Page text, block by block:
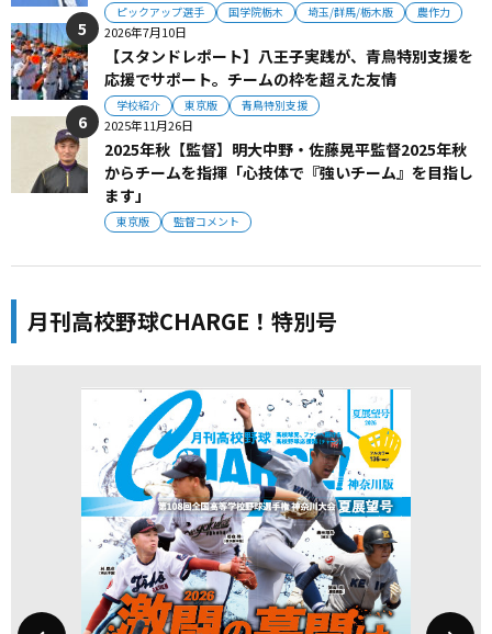
ピックアップ選手 国学院栃木 埼玉/群馬/栃木版 農作力
2026年7月10日
【スタンドレポート】八王子実践が、青鳥特別支援を
応援でサポート。チームの枠を超えた友情
学校紹介 東京版 青鳥特別支援
2025年11月26日
2025年秋【監督】明大中野・佐藤晃平監督2025年秋
からチームを指揮「心技体で『強いチーム』を目指し
ます」
東京版 監督コメント
月刊高校野球CHARGE！特別号